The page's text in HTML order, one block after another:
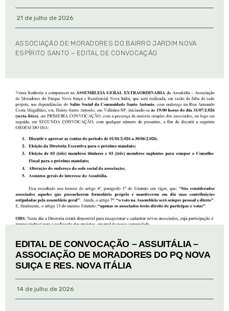
21 de julho de 2026
ASSOCIAÇÃO DE MORADORES DO BAIRRO JARDIM NOVA
ESPÍRITO SANTO – EDITAL DE CONVOCAÇÃO
EDITAL DE CONVOCAÇÃO – ASSUITÁLIA –
ASSOCIAÇÃO DE MORADORES DO PQ NOVA
SUIÇA E RES. NOVA ITÁLIA
14 de julho de 2026